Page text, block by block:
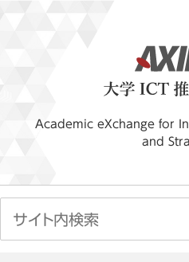
Academic eXchange for
and